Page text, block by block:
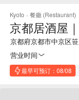
Kyoto · 餐廳 (Restaurant)
京都居酒屋
京都府京都市中京区
营业时间
最早可预订：08/08